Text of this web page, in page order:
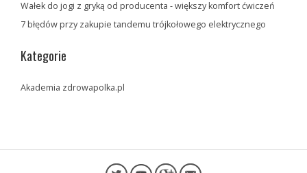
Wałek do jogi z gryką od producenta - większy komfort ćwiczeń
7 błędów przy zakupie tandemu trójkołowego elektrycznego
Kategorie
Akademia zdrowapolka.pl